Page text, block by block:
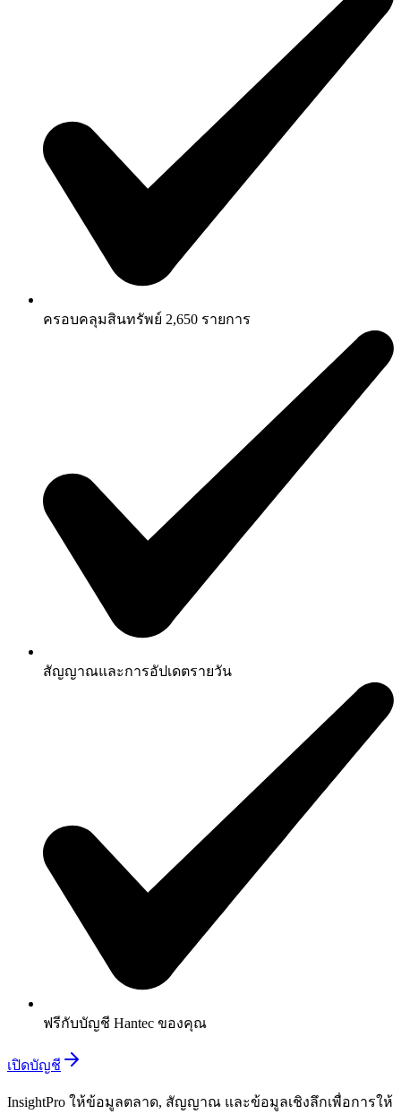
ครอบคลุมสินทรัพย์ 2,650 รายการ
สัญญาณและการอัปเดตรายวัน
ฟรีกับบัญชี Hantec ของคุณ
เปิดบัญชี
InsightPro ให้ข้อมูลตลาด, สัญญาณ และข้อมูลเชิงลึกเพื่อการให้